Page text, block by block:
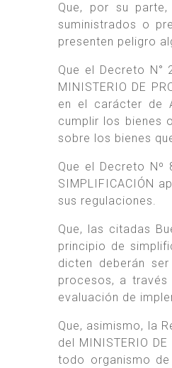
Que, por su
suministrados o
presenten peligro
Que el Decreto N°
MINISTERIO DE
en el carácter de
cumplir los bienes
sobre los bienes
Que el Decreto Nº
SIMPLIFICACIÓN
sus regulaciones.
Que, las citadas
principio de
dicten deberán
procesos, a
evaluación de
Que, asimismo, la
del MINISTERIO
todo organismo